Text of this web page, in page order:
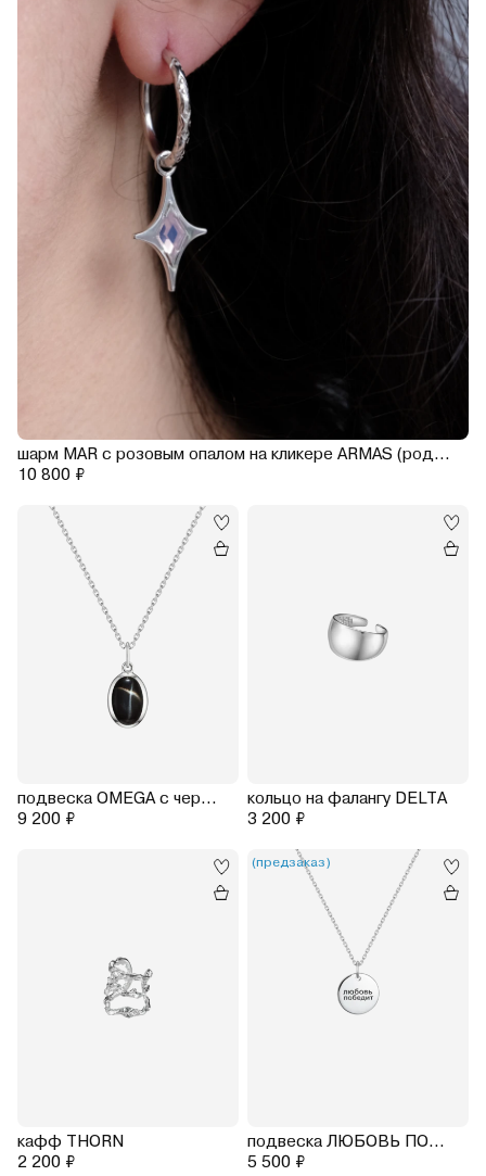
шарм MAR с розовым опалом на кликере ARMAS (родирование)
10 800 ₽
подвеска OMEGA с черным звездчатым диопсидом на цепочке 45-50 см
9 200 ₽
кольцо на фалангу DELTA
3 200 ₽
кафф THORN
2 200 ₽
(предзаказ)
подвеска ЛЮБОВЬ ПОБЕДИТ на цепочке 45-50 см
5 500 ₽